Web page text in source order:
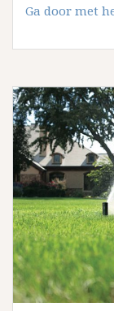
Ga door met